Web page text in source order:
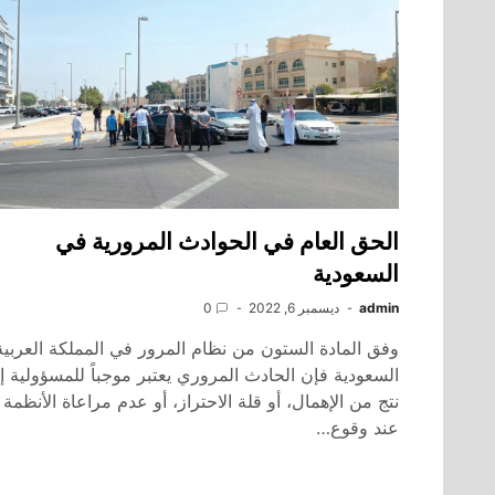
الحق العام في الحوادث المرورية في
السعودية
admin ديسمبر 6, 2022 0
وفق المادة الستون من نظام المرور في المملكة
السعودية فإن الحادث المروري يعتبر موجباً للمسؤولية
نتج من الإهمال، أو قلة الاحتراز، أو عدم مراعاة
عند وقوع…